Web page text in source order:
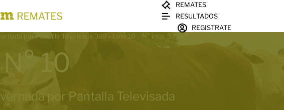
REMATES
RESULTADOS
REGISTRATE
por Pantalla Televisada 369 » Lote 10 – N° insp. 5764
10
por Pantalla Televisada